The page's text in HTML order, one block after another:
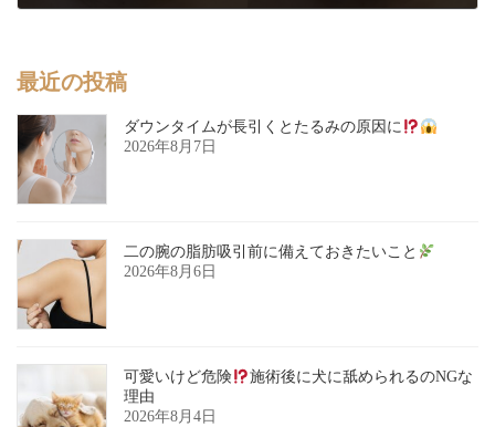
最近の投稿
ダウンタイムが長引くとたるみの原因に
2026年8月7日
二の腕の脂肪吸引前に備えておきたいこと
2026年8月6日
可愛いけど危険
施術後に犬に舐められるのNGな
理由
2026年8月4日